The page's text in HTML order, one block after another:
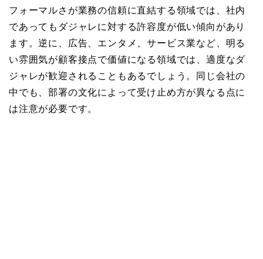
フォーマルさが業務の信頼に直結する領域では、社内
であってもダジャレに対する許容度が低い傾向があり
ます。逆に、広告、エンタメ、サービス業など、明る
い雰囲気が顧客接点で価値になる領域では、適度なダ
ジャレが歓迎されることもあるでしょう。同じ会社の
中でも、部署の文化によって受け止め方が異なる点に
は注意が必要です。